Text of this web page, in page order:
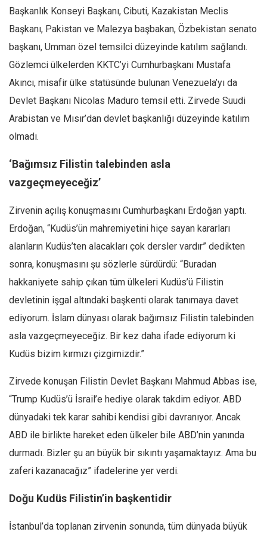
Kitap
Karisi kitap sualleri
7 soruda bu hafta
Ekonomi
Spor
Manzara
Hayat
Türkiye
Siyaset
Dünya
Avrupa
Asya
Afrika
İslam Dünyası
Düşünce
Dosyalar
Başkanlık Konseyi Başkanı, Cibuti, Kazakistan Meclis
Başkanı, Pakistan ve Malezya başbakan, Özbekistan senato
başkanı, Umman özel temsilci düzeyinde katılım sağlandı.
Gözlemci ülkelerden KKTC’yi Cumhurbaşkanı Mustafa
Akıncı, misafir ülke statüsünde bulunan Venezuela’yı da
Devlet Başkanı Nicolas Maduro temsil etti. Zirvede Suudi
Arabistan ve Mısır’dan devlet başkanlığı düzeyinde katılım
olmadı.
‘Bağımsız Filistin talebinden asla
vazgeçmeyeceğiz’
Zirvenin açılış konuşmasını Cumhurbaşkanı Erdoğan yaptı.
Erdoğan, “Kudüs’ün mahremiyetini hiçe sayan kararları
alanların Kudüs’ten alacakları çok dersler vardır” dedikten
sonra, konuşmasını şu sözlerle sürdürdü: “Buradan
hakkaniyete sahip çıkan tüm ülkeleri Kudüs’ü Filistin
devletinin işgal altındaki başkenti olarak tanımaya davet
ediyorum. İslam dünyası olarak bağımsız Filistin talebinden
asla vazgeçmeyeceğiz. Bir kez daha ifade ediyorum ki
Kudüs bizim kırmızı çizgimizdir.”
Zirvede konuşan Filistin Devlet Başkanı Mahmud Abbas ise,
“Trump Kudüs’ü İsrail’e hediye olarak takdim ediyor. ABD
dünyadaki tek karar sahibi kendisi gibi davranıyor. Ancak
ABD ile birlikte hareket eden ülkeler bile ABD’nin yanında
durmadı. Bizler şu an büyük bir sıkıntı yaşamaktayız. Ama bu
zaferi kazanacağız” ifadelerine yer verdi.
Doğu Kudüs Filistin’in başkentidir
İstanbul’da toplanan zirvenin sonunda, tüm dünyada büyük